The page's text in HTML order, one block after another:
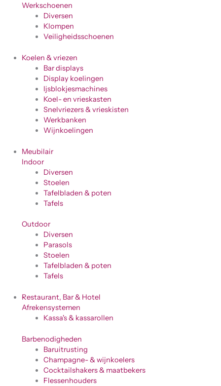
Werkschoenen
Diversen
Klompen
Veiligheidsschoenen
Koelen & vriezen
Bar displays
Display koelingen
Ijsblokjesmachines
Koel- en vrieskasten
Snelvriezers & vrieskisten
Werkbanken
Wijnkoelingen
Meubilair
Indoor
Diversen
Stoelen
Tafelbladen & poten
Tafels
Outdoor
Diversen
Parasols
Stoelen
Tafelbladen & poten
Tafels
Restaurant, Bar & Hotel
Afrekensystemen
Kassa's & kassarollen
Barbenodigheden
Baruitrusting
Champagne- & wijnkoelers
Cocktailshakers & maatbekers
Flessenhouders